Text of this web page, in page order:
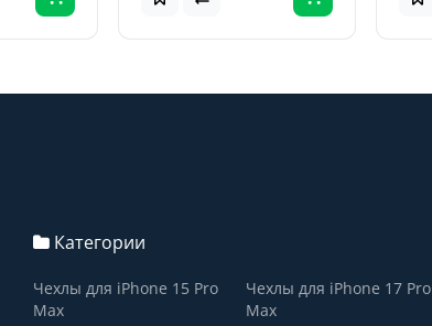
Категории
Чехлы для iPhone 15 Pro
Max
Чехлы для iPhone 17 Pro
Max